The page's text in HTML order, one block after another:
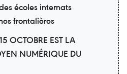
écoles internats
frontalières
OCTOBRE EST LA
NUMÉRIQUE DU